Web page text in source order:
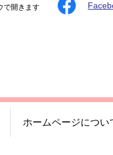
で開きます
ホームページについ